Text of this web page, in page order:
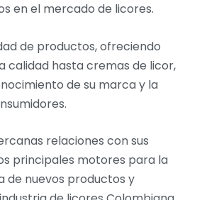
en el mercado de licores.
de productos, ofreciendo
calidad hasta cremas de licor,
de su marca y la
relaciones con sus
principales motores para la
de nuevos productos y